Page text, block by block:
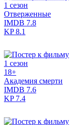
1 сезон
Отверженные
IMDB 7.8
KP8.1
1 сезон
18+
Академия смерти
IMDB 7.6
KP7.4